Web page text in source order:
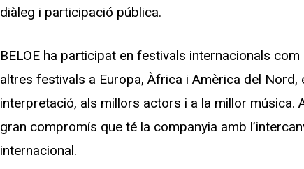
diàleg i participació pública.
BELOE ha participat en festivals internacionals com
altres festivals a Europa, Àfrica i Amèrica del
interpretació, als millors actors i a la millor música.
gran compromís que té la companyia amb
internacional.